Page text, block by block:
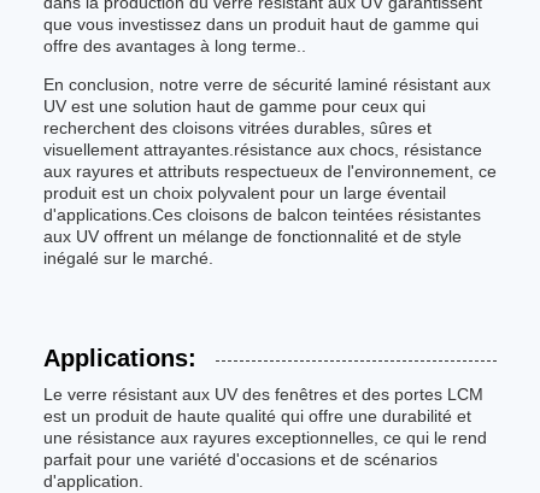
que vous investissez dans un produit haut de gamme qui
offre des avantages à long terme..
En conclusion, notre verre de sécurité laminé résistant aux
UV est une solution haut de gamme pour ceux qui
recherchent des cloisons vitrées durables, sûres et
visuellement attrayantes.résistance aux chocs, résistance
aux rayures et attributs respectueux de l'environnement, ce
produit est un choix polyvalent pour un large éventail
d'applications.Ces cloisons de balcon teintées résistantes
aux UV offrent un mélange de fonctionnalité et de style
inégalé sur le marché.
Applications:
Le verre résistant aux UV des fenêtres et des portes LCM
est un produit de haute qualité qui offre une durabilité et
une résistance aux rayures exceptionnelles, ce qui le rend
parfait pour une variété d'occasions et de scénarios
d'application.